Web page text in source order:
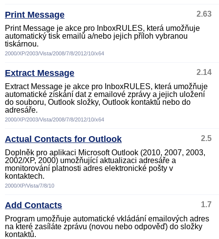
Print Message
2.63
Print Message je akce pro InboxRULES, která umožňuje
automatický tisk emailů a/nebo jejich příloh vybranou
tiskárnou.
2000/XP/2003/Vista/2008/7/8/2012/10/x64
Extract Message
2.14
Extract Message je akce pro InboxRULES, která umožňuje
automatické získání dat z emailové zprávy a jejich uložení
do souboru, Outlook složky, Outlook kontaktů nebo do
adresáře.
2000/XP/2003/Vista/2008/7/8/2012/10/x64
Actual Contacts for Outlook
2.5
Doplněk pro aplikaci Microsoft Outlook (2010, 2007, 2003,
2002/XP, 2000) umožňující aktualizaci adresáře a
monitorování platnosti adres elektronické pošty v
kontaktech.
2000/XP/Vista/7/8/10
Add Contacts
1.7
Program umožňuje automatické vkládání emailových adres
na které zasíláte zprávu (novou nebo odpověď) do složky
kontaktů.